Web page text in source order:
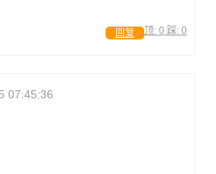
顶: 0 踩: 0
回复
07:45:36